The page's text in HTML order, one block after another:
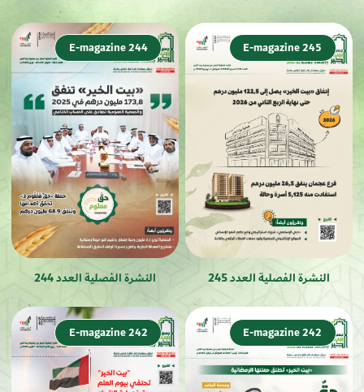
E-magazine 245
النشرة الفصلية العدد 245
E-magazine 244
النشرة الفصلية العدد 244
E-magazine 242
E-magazine 242